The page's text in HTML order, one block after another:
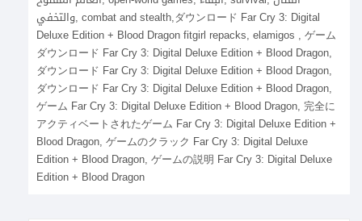
والتخفي, combat and stealth,ダウンロード Far Cry 3: Digital
Deluxe Edition + Blood Dragon fitgirl repacks, elamigos , ゲーム
ダウンロード Far Cry 3: Digital Deluxe Edition + Blood Dragon,
ダウンロード Far Cry 3: Digital Deluxe Edition + Blood Dragon,
ダウンロード Far Cry 3: Digital Deluxe Edition + Blood Dragon,
ゲーム Far Cry 3: Digital Deluxe Edition + Blood Dragon, 完全に
アクティベートされたゲーム Far Cry 3: Digital Deluxe Edition +
Blood Dragon, ゲームのクラック Far Cry 3: Digital Deluxe
Edition + Blood Dragon, ゲームの説明 Far Cry 3: Digital Deluxe
Edition + Blood Dragon